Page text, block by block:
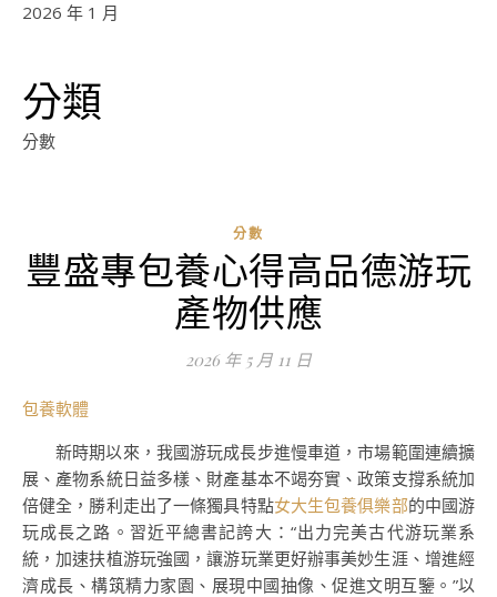
2026 年 1 月
分類
分數
分數
豐盛專包養心得高品德游玩
產物供應
2026 年 5 月 11 日
包養軟體
新時期以來，我國游玩成長步進慢車道，市場範圍連續擴
展、產物系統日益多樣、財產基本不竭夯實、政策支撐系統加
倍健全，勝利走出了一條獨具特點女大生包養俱樂部的中國游
玩成長之路。習近平總書記誇大：“出力完美古代游玩業系
統，加速扶植游玩強國，讓游玩業更好辦事美妙生涯、增進經
濟成長、構筑精力家園、展現中國抽像、促進文明互鑒。”以